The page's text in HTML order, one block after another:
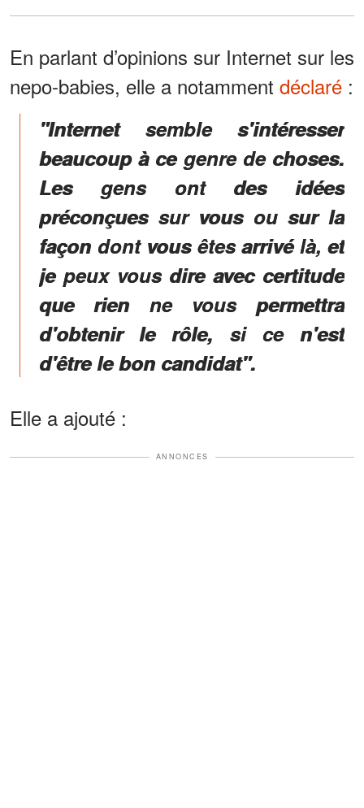
En parlant d’opinions sur Internet sur les
nepo-babies, elle a notamment déclaré :
"Internet semble s'intéresser
beaucoup à ce genre de choses.
Les gens ont des idées
préconçues sur vous ou sur la
façon dont vous êtes arrivé là, et
je peux vous dire avec certitude
querien ne vous permettra
d'obtenir le rôle, si ce n'est
d'être le bon candidat".
Elle a ajouté :
ANNONCES